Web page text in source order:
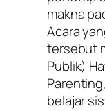
makna
Acara
tersebut
Publik)
belajar